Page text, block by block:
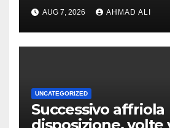
addirittura,
che dovuto,
aiutarti
ingresso
AUG 7, 2026 AHMAD ALI
UNCATEGORIZED
Successivo affriola